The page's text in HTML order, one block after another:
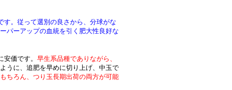
。従って選別の良さから、分球がな
パーアップの血統を引く肥大性良好な
価です。 早生系品種でありながら、
うに、追肥を早めに切り上げ、中玉で
ちろん、つり玉長期出荷の両方が可能